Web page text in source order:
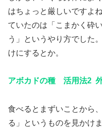
はちょっと厳しいですよ
ていたのは「こまかく砕
う」というやり方でした
けにするとか。
アボカドの種 活用法2
食べるとまずいことから
る」というものを見かけ